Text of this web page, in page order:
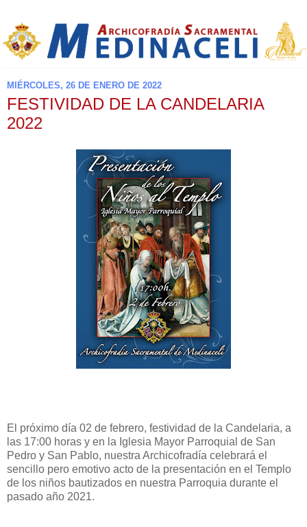
MIÉRCOLES, 26 DE ENERO DE 2022
FESTIVIDAD DE LA CANDELARIA
2022
El próximo día 02 de febrero, festividad de la Candelaria, a
las 17:00 horas y en la Iglesia Mayor Parroquial de San
Pedro y San Pablo, nuestra Archicofradía celebrará el
sencillo pero emotivo acto de la presentación en el Templo
de los niños bautizados en nuestra Parroquia durante el
pasado año 2021.